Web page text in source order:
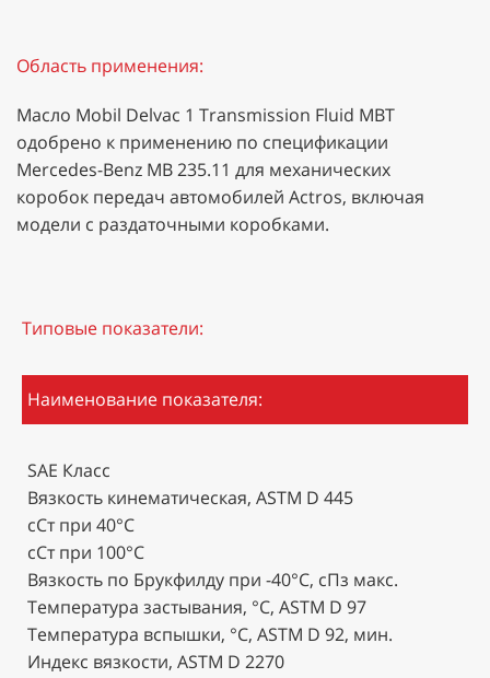
Область применения:
Масло Mobil Delvac 1 Transmission Fluid MBT
одобрено к применению по спецификации
Mercedes-Benz MB 235.11 для механических
коробок передач автомобилей Actros, включая
модели с раздаточными коробками.
Типовые показатели:
Наименование показателя:
SAE Класс
Вязкость кинематическая, ASTM D 445
сСт при 40°C
сСт при 100°C
Вязкость по Брукфилду при -40°C, cПз макс.
Температура застывания, °C, ASTM D 97
Температура вспышки, °C, ASTM D 92, мин.
Индекс вязкости, ASTM D 2270